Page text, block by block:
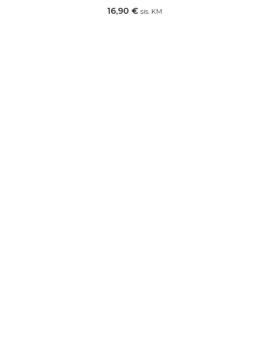
16,90 € sis. KM